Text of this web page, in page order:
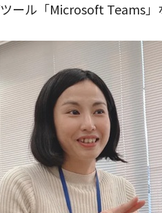
ール「Microsoft Teams」